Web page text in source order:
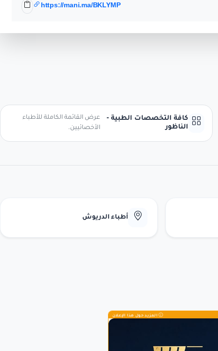
https://mani.ma/BKLYMP
كافة التخصصات الطبية -
الناظور
عرض القائمة الكاملة للأطباء
الأخصائيين.
أطباء الدريوش
المزيد حول هذا الإعلان